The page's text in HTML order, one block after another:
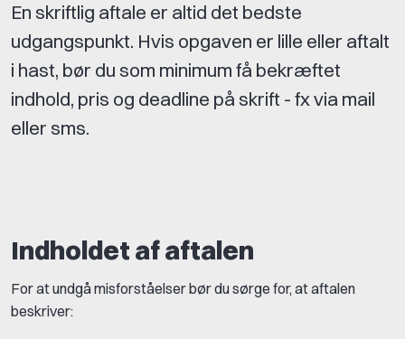
En skriftlig aftale er altid det bedste
udgangspunkt. Hvis opgaven er lille eller aftalt
i hast, bør du som minimum få bekræftet
indhold, pris og deadline på skrift - fx via mail
eller sms.
Indholdet af aftalen
For at undgå misforståelser bør du sørge for, at aftalen
beskriver: